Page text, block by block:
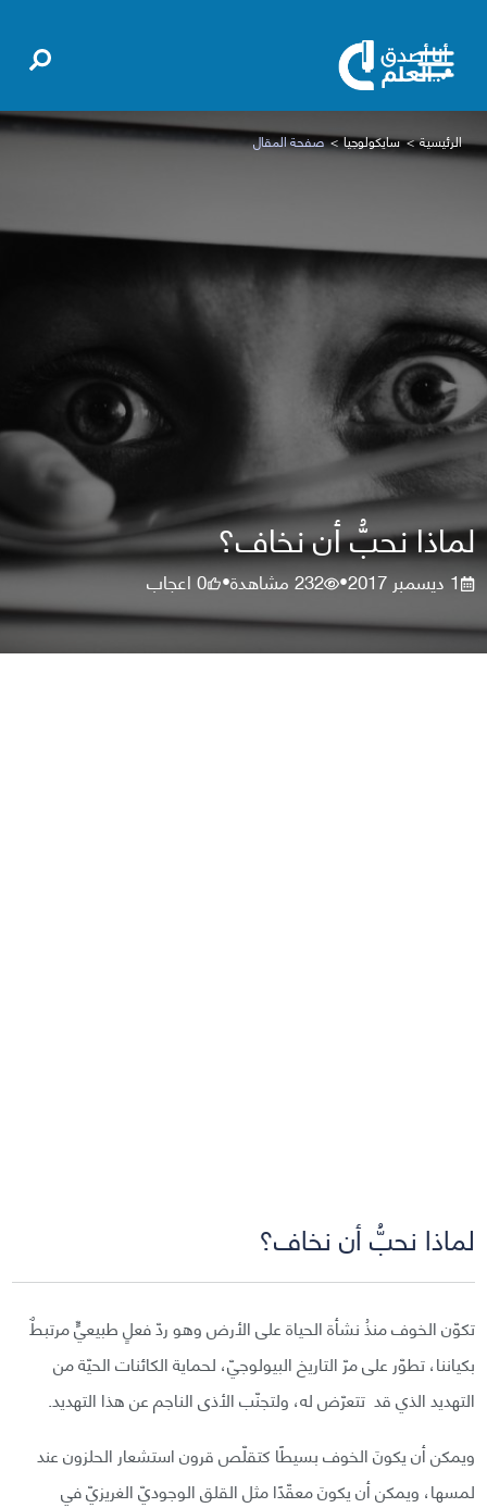
الرئيسية سايكولوجيا صفحة المقال
لماذا نحبُّ أن نخاف؟
1 ديسمبر 2017 •
232مشاهدة•
0اعجاب
لماذا نحبُّ أن نخاف؟
تكوّن الخوف منذُ نشأة الحياة على الأرض وهو ردّ فعلٍ طبيعيٍّ مرتبطٌ
بكياننا، تطوّر على مرّ التاريخ البيولوجيّ، لحماية الكائنات الحيّة من
التهديد الذي قد تتعرّض له، ولتجنّب الأذى الناجم عن هذا التهديد.
ويمكن أن يكونَ الخوف بسيطًا كتقلّص قرون استشعار الحلزون عند
لمسها، ويمكن أن يكونَ معقّدًا مثل القلق الوجوديّ الغريزيّ في